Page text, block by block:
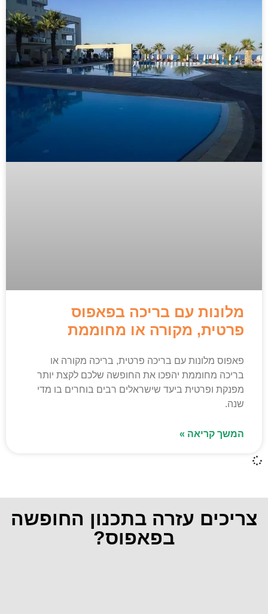
מלונות עם בריכה בפאפוס
פרטית, מקורה או מחוממת
פאפוס מלונות עם בריכה פרטית, בריכה מקורה או
בריכה מחוממת יהפכו את החופשה שלכם לקצת יותר
מפנקת ופרטית ביעד שישראלים רבים בוחרים בו מדי
שנה.
המשך קריאה »
צריכים עזרה בתכנון החופשה
בפאפוס?